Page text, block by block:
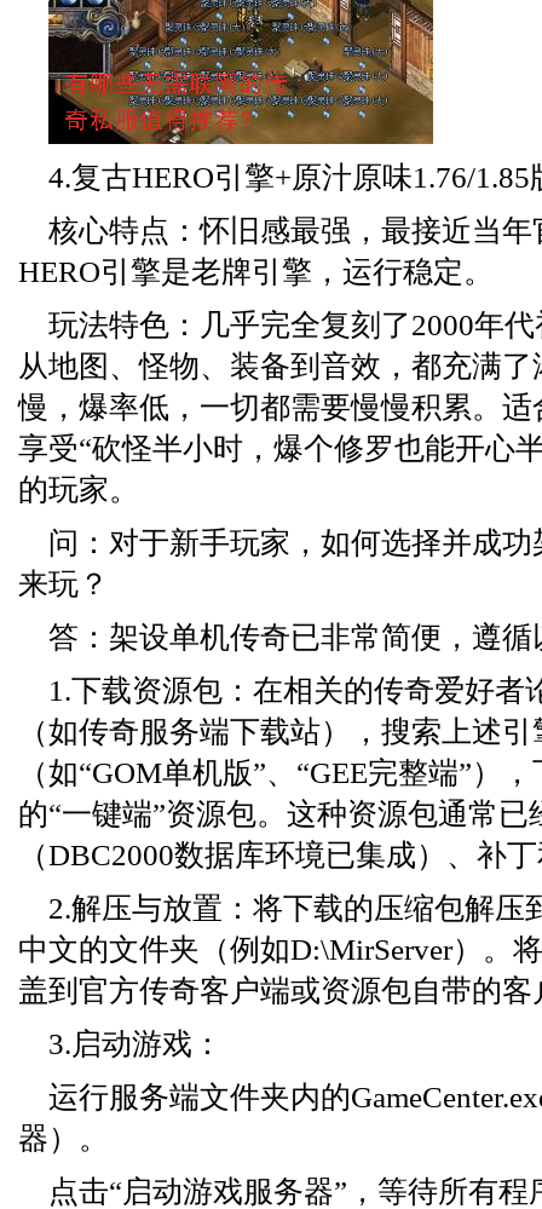
4.复古HERO引擎+原汁原味1.76/1.85
核心特点：怀旧感最强，最接近当
HERO引擎是老牌引擎，运行稳定。
玩法特色：几乎完全复刻了2000年
从地图、怪物、装备到音效，都充满
慢，爆率低，一切都需要慢慢积累。
享受“砍怪半小时，爆个修罗也能开心
的玩家。
问：对于新手玩家，如何选择并成
来玩？
答：架设单机传奇已非常简便，遵
1.下载资源包：在相关的传奇爱好者
（如传奇服务端下载站），搜索上述
（如“GOM单机版”、“GEE完整端”）
的“一键端”资源包。这种资源包通常已
（DBC2000数据库环境已集成）、补
2.解压与放置：将下载的压缩包解压
中文的文件夹（例如D:\MirServer）。
盖到官方传奇客户端或资源包自带的客
3.启动游戏：
运行服务端文件夹内的
器）。
点击“启动游戏服务器”，等待所有